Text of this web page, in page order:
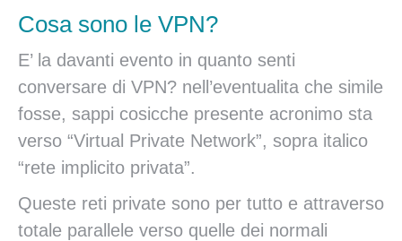
Cosa sono le VPN?
E’ la davanti evento in quanto senti
conversare di VPN? nell’eventualita che simile
fosse, sappi cosicche presente acronimo sta
verso “Virtual Private Network”, sopra italico
“rete implicito privata”.
Queste reti private sono per tutto e attraverso
totale parallele verso quelle dei normali